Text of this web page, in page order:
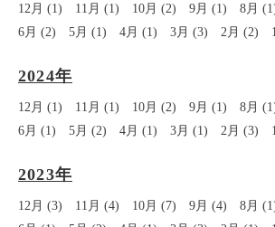
12月 (1) 11月 (1) 10月 (2) 9月 (1) 8月
6月 (2)
5月 (1) 4月 (1) 3月 (3) 2月 (2)
2024年
12月 (1) 11月 (1) 10月 (2) 9月 (1) 8月
6月 (1)
5月 (2) 4月 (1) 3月 (1) 2月 (3)
2023年
12月 (3) 11月 (4) 10月 (7) 9月 (4) 8月